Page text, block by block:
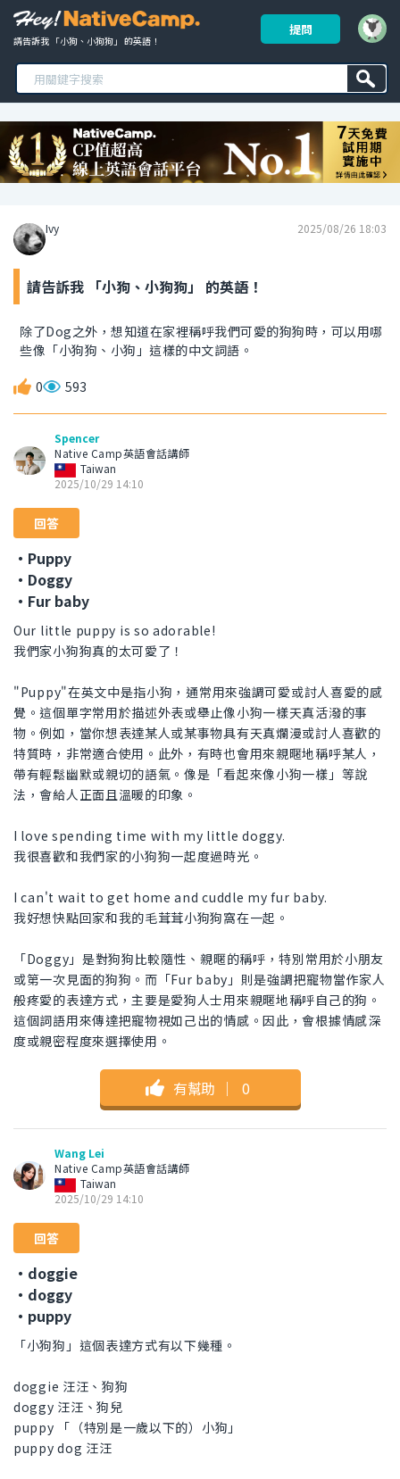
請告訴我 「小狗、小狗狗」 的英語！
提問
Ivy 2025/08/26 18:03
請告訴我 「小狗、小狗狗」 的英語！
除了Dog之外，想知道在家裡稱呼我們可愛的狗狗時，可以用哪
些像「小狗狗、小狗」這樣的中文詞語。
0 593
Spencer
Native Camp英語會話講師
Taiwan
2025/10/29 14:10
回答
・Puppy
・Doggy
・Fur baby
Our little puppy is so adorable!
我們家小狗狗真的太可愛了！
"Puppy"在英文中是指小狗，通常用來強調可愛或討人喜愛的感
覺。這個單字常用於描述外表或舉止像小狗一樣天真活潑的事
物。例如，當你想表達某人或某事物具有天真爛漫或討人喜歡的
特質時，非常適合使用。此外，有時也會用來親暱地稱呼某人，
帶有輕鬆幽默或親切的語氣。像是「看起來像小狗一樣」等說
法，會給人正面且溫暖的印象。
I love spending time with my little doggy.
我很喜歡和我們家的小狗狗一起度過時光。
I can't wait to get home and cuddle my fur baby.
我好想快點回家和我的毛茸茸小狗狗窩在一起。
「Doggy」是對狗狗比較隨性、親暱的稱呼，特別常用於小朋友
或第一次見面的狗狗。而「Fur baby」則是強調把寵物當作家人
般疼愛的表達方式，主要是愛狗人士用來親暱地稱呼自己的狗。
這個詞語用來傳達把寵物視如己出的情感。因此，會根據情感深
度或親密程度來選擇使用。
有幫助 ｜ 0
Wang Lei
Native Camp英語會話講師
Taiwan
2025/10/29 14:10
回答
・doggie
・doggy
・puppy
「小狗狗」這個表達方式有以下幾種。
doggie 汪汪、狗狗
doggy 汪汪、狗兒
puppy 「（特別是一歲以下的）小狗」
puppy dog 汪汪